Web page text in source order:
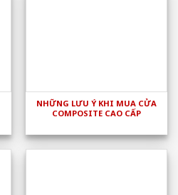
NHỮNG LƯU Ý KHI MUA CỬA
COMPOSITE CAO CẤP